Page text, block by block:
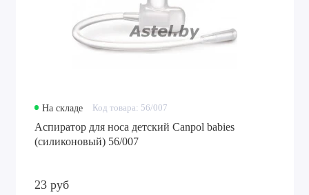
На складе Код товара: 56/007
Аспиратор для носа детский Canpol babies
(силиконовый) 56/007
23 руб